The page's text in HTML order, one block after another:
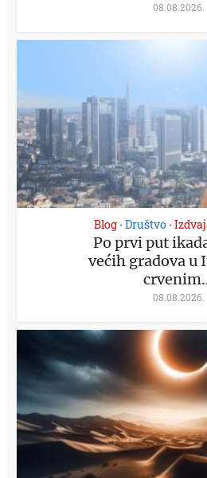
08.08.2026.
Blog • Društvo •
Po prvi put
većih gradova u
08.08.2026.